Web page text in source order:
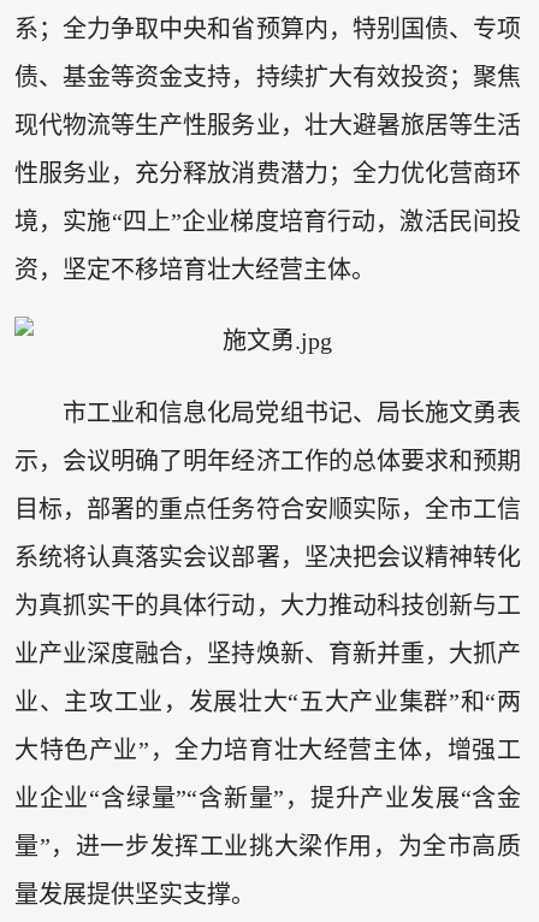
系；全力争取中央和省预算内，特别国债、专项
债、基金等资金支持，持续扩大有效投资；聚焦
现代物流等生产性服务业，壮大避暑旅居等生活
性服务业，充分释放消费潜力；全力优化营商环
境，实施“四上”企业梯度培育行动，激活民间投
资，坚定不移培育壮大经营主体。
市工业和信息化局党组书记、局长施文勇表
示，会议明确了明年经济工作的总体要求和预期
目标，部署的重点任务符合安顺实际，全市工信
系统将认真落实会议部署，坚决把会议精神转化
为真抓实干的具体行动，大力推动科技创新与工
业产业深度融合，坚持焕新、育新并重，大抓产
业、主攻工业，发展壮大“五大产业集群”和“两
大特色产业”，全力培育壮大经营主体，增强工
业企业“含绿量”“含新量”，提升产业发展“含金
量”，进一步发挥工业挑大梁作用，为全市高质
量发展提供坚实支撑。